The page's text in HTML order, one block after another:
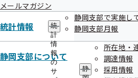
メールマガジン
統計情報
統
計
情
報
の
サ
静岡支部で実施し
静岡支部月報
静岡支部について
静
所在地・
調達情報
採用情報
①広報誌でお役立ち情報を
毎月1回、健康宣言事業所様あてメ
「健康宣言通信」を配信しています